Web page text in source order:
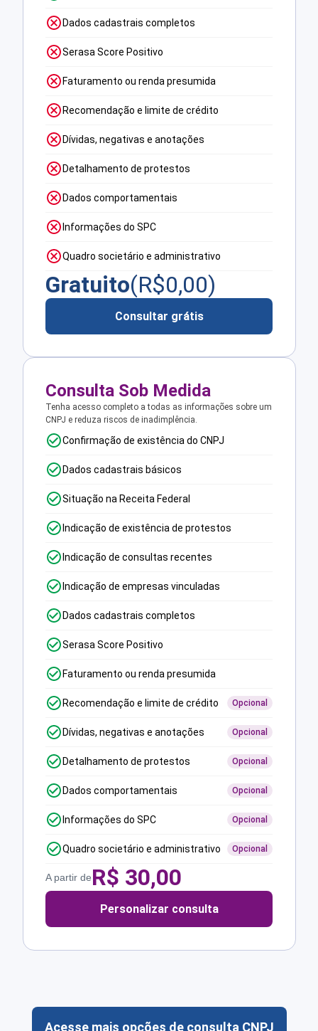
Dados cadastrais completos
Serasa Score Positivo
Faturamento ou renda presumida
Recomendação e limite de crédito
Dívidas, negativas e anotações
Detalhamento de protestos
Dados comportamentais
Informações do SPC
Quadro societário e administrativo
Gratuito(R$0,00)
Consultar grátis
Consulta Sob Medida
Tenha acesso completo a todas as informações sobre um
CNPJ e reduza riscos de inadimplência.
Confirmação de existência do CNPJ
Dados cadastrais básicos
Situação na Receita Federal
Indicação de existência de protestos
Indicação de consultas recentes
Indicação de empresas vinculadas
Dados cadastrais completos
Serasa Score Positivo
Faturamento ou renda presumida
Recomendação e limite de crédito Opcional
Dívidas, negativas e anotações Opcional
Detalhamento de protestos Opcional
Dados comportamentais Opcional
Informações do SPC Opcional
Quadro societário e administrativo Opcional
A partir deR$ 30,00
Personalizar consulta
Acesse mais opções de consulta CNPJ